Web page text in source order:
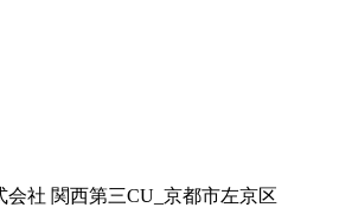
社 関西第三CU_京都市左京区